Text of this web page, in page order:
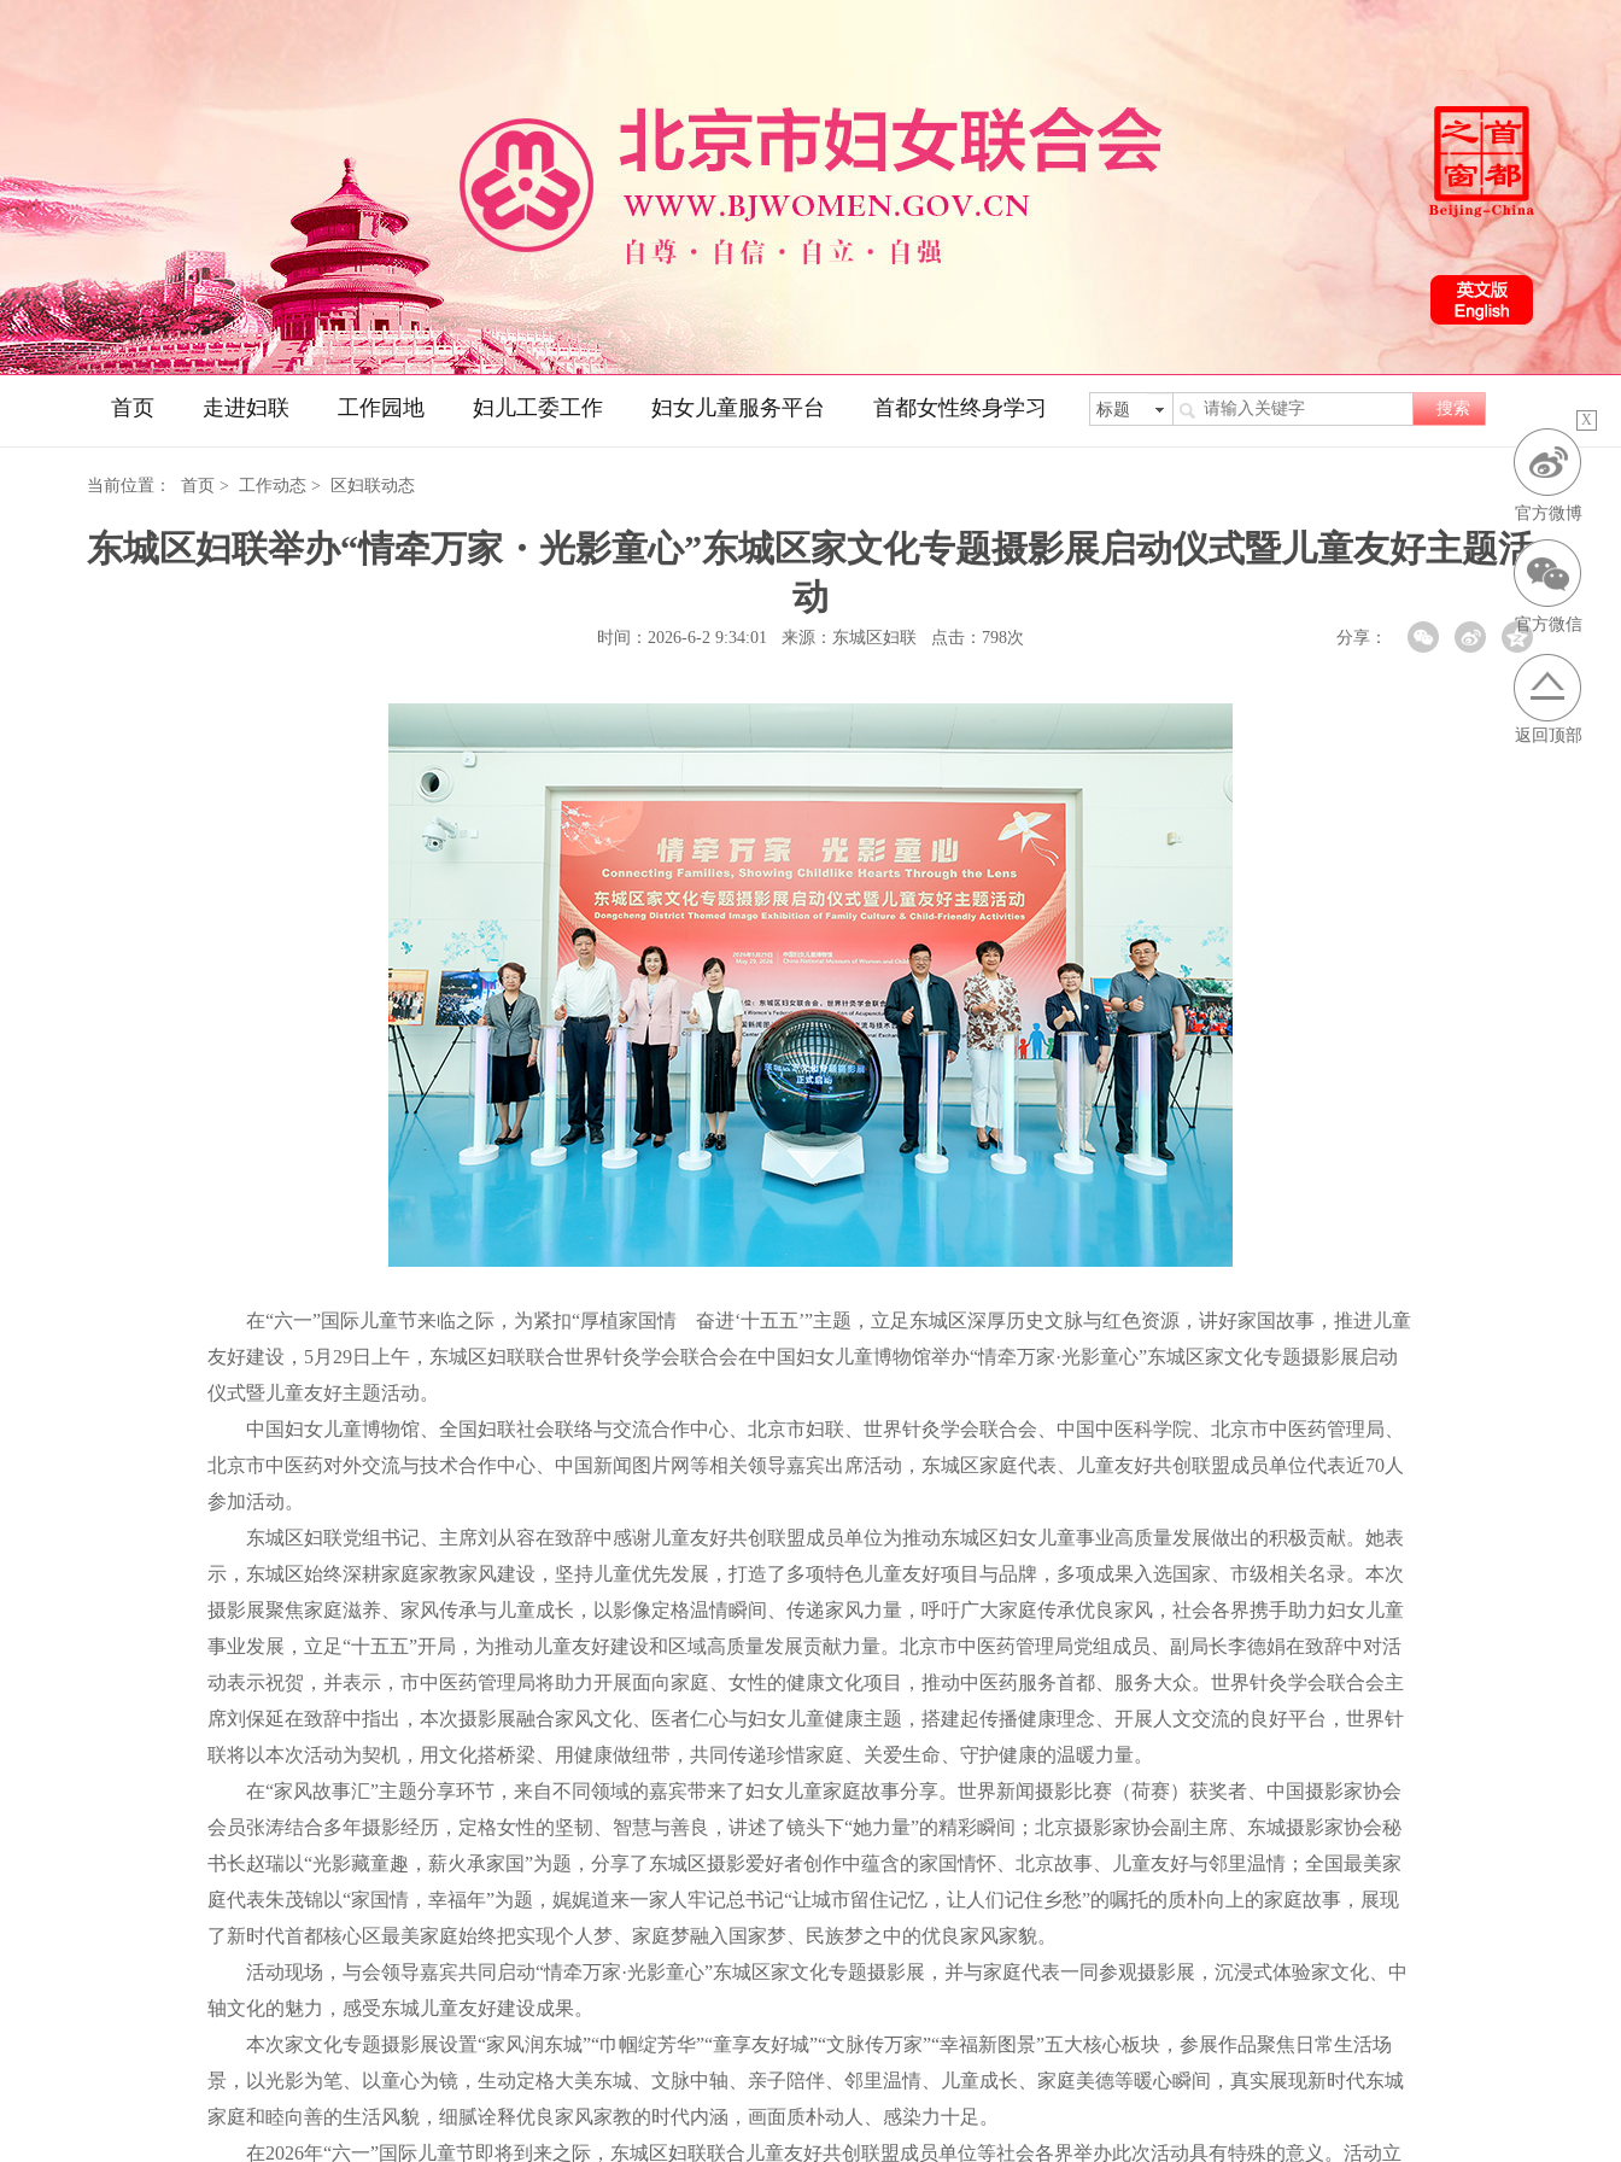
首页 走进妇联 工作园地 妇儿工委工作 妇女儿童服务平台 首都女性终身学习
当前位置： 首页 > 工作动态 > 区妇联动态
东城区妇联举办“情牵万家・光影童心”东城区家文化专题摄影展启动仪式暨儿童友好主题活
动
时间：2026-6-2 9:34:01 来源：东城区妇联 点击： 798次 分享：
在“六一”国际儿童节来临之际，为紧扣“厚植家国情 奋进‘十五五’”主题，立足东城区深厚历史文脉与红色资源，讲好家国故事，推进儿童
友好建设，5月29日上午，东城区妇联联合世界针灸学会联合会在中国妇女儿童博物馆举办“情牵万家·光影童心”东城区家文化专题摄影展启动
仪式暨儿童友好主题活动。
中国妇女儿童博物馆、全国妇联社会联络与交流合作中心、北京市妇联、世界针灸学会联合会、中国中医科学院、北京市中医药管理局、
北京市中医药对外交流与技术合作中心、中国新闻图片网等相关领导嘉宾出席活动，东城区家庭代表、儿童友好共创联盟成员单位代表近70人
参加活动。
东城区妇联党组书记、主席刘从容在致辞中感谢儿童友好共创联盟成员单位为推动东城区妇女儿童事业高质量发展做出的积极贡献。她表
示，东城区始终深耕家庭家教家风建设，坚持儿童优先发展，打造了多项特色儿童友好项目与品牌，多项成果入选国家、市级相关名录。本次
摄影展聚焦家庭滋养、家风传承与儿童成长，以影像定格温情瞬间、传递家风力量，呼吁广大家庭传承优良家风，社会各界携手助力妇女儿童
事业发展，立足“十五五”开局，为推动儿童友好建设和区域高质量发展贡献力量。北京市中医药管理局党组成员、副局长李德娟在致辞中对活
动表示祝贺，并表示，市中医药管理局将助力开展面向家庭、女性的健康文化项目，推动中医药服务首都、服务大众。世界针灸学会联合会主
席刘保延在致辞中指出，本次摄影展融合家风文化、医者仁心与妇女儿童健康主题，搭建起传播健康理念、开展人文交流的良好平台，世界针
联将以本次活动为契机，用文化搭桥梁、用健康做纽带，共同传递珍惜家庭、关爱生命、守护健康的温暖力量。
在“家风故事汇”主题分享环节，来自不同领域的嘉宾带来了妇女儿童家庭故事分享。世界新闻摄影比赛（荷赛）获奖者、中国摄影家协会
会员张涛结合多年摄影经历，定格女性的坚韧、智慧与善良，讲述了镜头下“她力量”的精彩瞬间；北京摄影家协会副主席、东城摄影家协会秘
书长赵瑞以“光影藏童趣，薪火承家国”为题，分享了东城区摄影爱好者创作中蕴含的家国情怀、北京故事、儿童友好与邻里温情；全国最美家
庭代表朱茂锦以“家国情，幸福年”为题，娓娓道来一家人牢记总书记“让城市留住记忆，让人们记住乡愁”的嘱托的质朴向上的家庭故事，展现
了新时代首都核心区最美家庭始终把实现个人梦、家庭梦融入国家梦、民族梦之中的优良家风家貌。
活动现场，与会领导嘉宾共同启动“情牵万家·光影童心”东城区家文化专题摄影展，并与家庭代表一同参观摄影展，沉浸式体验家文化、中
轴文化的魅力，感受东城儿童友好建设成果。
本次家文化专题摄影展设置“家风润东城”“巾帼绽芳华”“童享友好城”“文脉传万家”“幸福新图景”五大核心板块，参展作品聚焦日常生活场
景，以光影为笔、以童心为镜，生动定格大美东城、文脉中轴、亲子陪伴、邻里温情、儿童成长、家庭美德等暖心瞬间，真实展现新时代东城
家庭和睦向善的生活风貌，细腻诠释优良家风家教的时代内涵，画面质朴动人、感染力十足。
在2026年“六一”国际儿童节即将到来之际，东城区妇联联合儿童友好共创联盟成员单位等社会各界举办此次活动具有特殊的意义。活动立
官方微博
官方微信
返回顶部
X